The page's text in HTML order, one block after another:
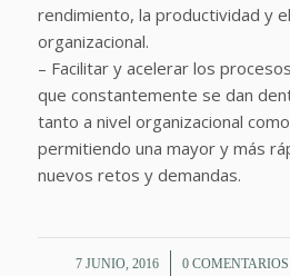
rendimiento, la productividad y
organizacional.
– Facilitar y acelerar los
que constantemente se dan
tanto a nivel organizacional
permitiendo una mayor y más
nuevos retos y demandas.
7 JUNIO, 2016
/ 0 COMENTARIOS
/